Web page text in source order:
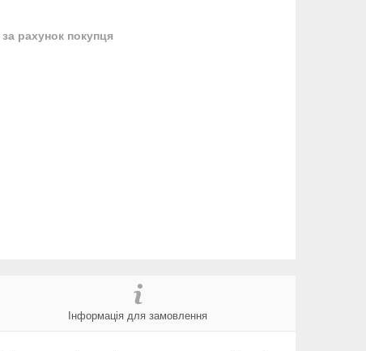
за рахунок покупця
Інформація для замовлення